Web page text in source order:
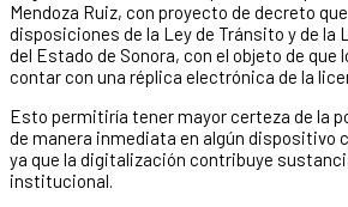
Mendoza Ruiz, con proyecto de decreto
disposiciones de la Ley de Tránsito y de la
del Estado de Sonora, con el objeto de que
contar con una réplica electrónica de la
Esto permitiría tener mayor certeza de la
de manera inmediata en algún dispositivo
ya que la digitalización contribuye
institucional.